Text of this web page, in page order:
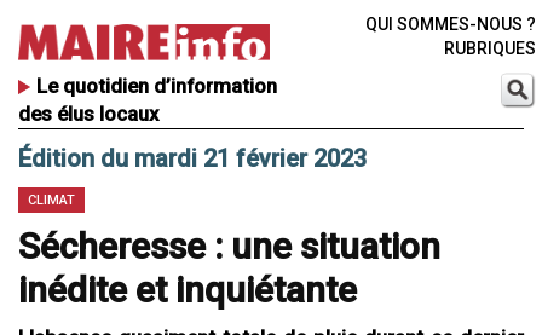
Le quotidien d’information
des élus locaux
QUI SOMMES-NOUS ?
RUBRIQUES
Édition du mardi 21 février 2023
CLIMAT
Sécheresse : une situation
inédite et inquiétante